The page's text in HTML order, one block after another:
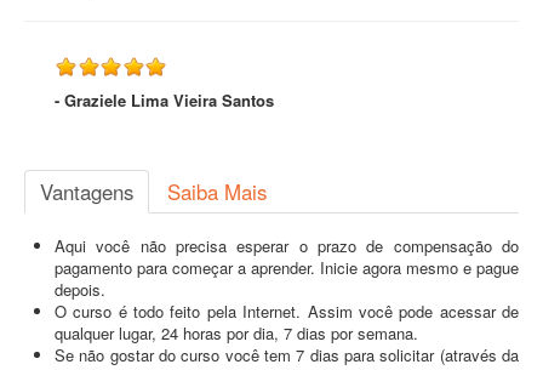
- Graziele Lima Vieira Santos
Vantagens Saiba Mais
Aqui você não precisa esperar o prazo de compensação do
pagamento para começar a aprender. Inicie agora mesmo e pague
depois.
O curso é todo feito pela Internet. Assim você pode acessar de
qualquer lugar, 24 horas por dia, 7 dias por semana.
Se não gostar do curso você tem 7 dias para solicitar (através da